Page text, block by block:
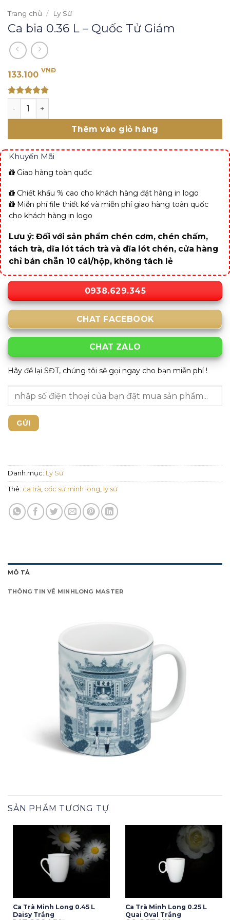
Trang chủ / Ly Sứ
Ca bia 0.36 L – Quốc Tử Giám
133.100 VNĐ
out of 5
Ca bia 0.36 L - Quốc Tử Giám số lượng
Thêm vào giỏ hàng
Khuyến Mãi
Giao hàng toàn quốc
Chiết khấu % cao cho khách hàng đặt hàng in logo
Miễn phí file thiết kế và miễn phí giao hàng toàn quốc
cho khách hàng in logo
Lưu ý: Đối với sản phẩm chén cơm, chén chấm,
tách trà, dĩa lót tách trà và dĩa lót chén, cửa hàng
chỉ bán chẵn 10 cái/hộp, không tách lẻ
0938.629.345
CHAT FACEBOOK
CHAT ZALO
Hãy để lại SĐT, chúng tôi sẽ gọi ngay cho bạn miễn phí !
Danh mục: Ly Sứ
Thẻ: ca trà cốc sứ minh long ly sứ
MÔ TẢ
THÔNG TIN VỀ MINHLONG MASTER
SẢN PHẨM TƯƠNG TỰ
Ca Trà Minh Long 0.45 L
Daisy Trắng
Ca Trà Minh Long 0.25 L
Quai Oval Trắng